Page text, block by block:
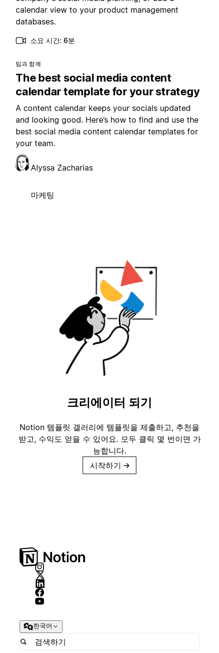
calendar view to your product management
databases.
소요 시간: 6분
팀과 함께
The best social media content
calendar template for your strategy
A content calendar keeps your socials updated
and looking good. Here’s how to find and use the
best social media content calendar templates for
your team.
Alyssa Zacharias
마케팅
크리에이터 되기
Notion 템플릿 갤러리에 템플릿을 제출하고, 추천을
받고, 수익도 얻을 수 있어요. 모두 클릭 몇 번이면 가
능합니다.
시작하기 →
한국어